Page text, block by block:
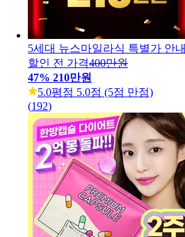
5세대 뉴스마일라식 특별가 안내
할인 전 가격400만원
47% 210만원
5.0평점 5.0점 (5점 만점)
(192)